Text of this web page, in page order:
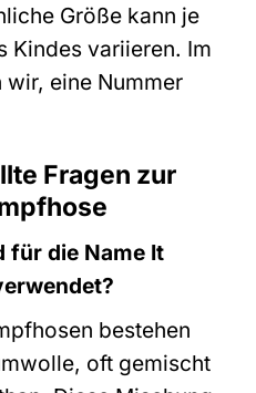
Größe kann je
Kindes variieren. Im
eine Nummer
Fragen zur
für die Name It
bestehen
oft gemischt